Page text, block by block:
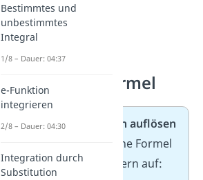
Aufgaben zur 3.
binomischen Formel
Aufgabe 1/2: Klammern auflösen
Wende die 3. binomische Formel
an und löse die Klammern auf:
Bestimmtes und
unbestimmtes
Integral
1/8 – Dauer: 04:37
e-Funktion
integrieren
2/8 – Dauer: 04:30
Integration durch
Substitution